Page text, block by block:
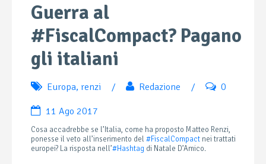
Guerra al
#FiscalCompact? Pagano
gli italiani
Europa, renzi / Redazione / 0
11 Ago 2017
Cosa accadrebbe se l’Italia, come ha proposto Matteo Renzi,
ponesse il veto all’inserimento del#FiscalCompact nei trattati
europei? La risposta nell’#Hashtag di Natale D’Amico.